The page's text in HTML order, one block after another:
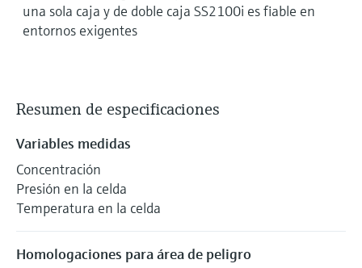
una sola caja y de doble caja SS2100i es fiable en
entornos exigentes
Resumen de especificaciones
Variables medidas
Concentración
Presión en la celda
Temperatura en la celda
Homologaciones para área de peligro